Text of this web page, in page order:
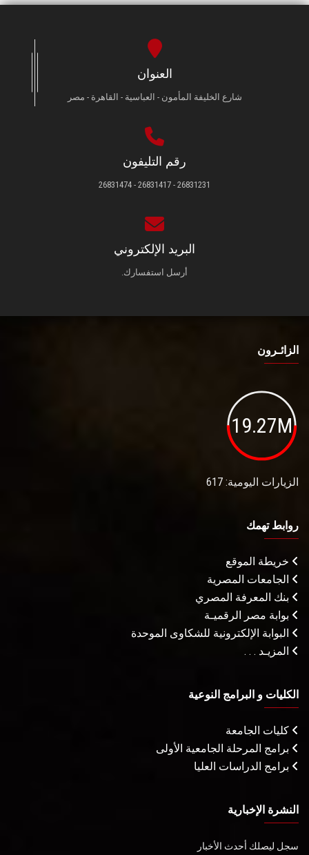
العنوان
شارع الخليفة المأمون - العباسية - القاهرة - مصر
رقم التليفون
26831231 - 26831417 - 26831474
البريد الإلكتروني
أرسل استفسارك.
الزائـرون
19.27M
الزيارات اليومية: 617
روابط تهمك
خريطة الموقع
الجامعات المصرية
بنك المعرفة المصري
بوابة مصر الرقميـة
البوابة الإلكترونية للشكاوى الموحدة
المزيـد . . .
الكليات و البرامج النوعية
كليات الجامعة
برامج المرحلة الجامعية الأولى
برامج الدراسات العليا
النشرة الإخبارية
سجل ليصلك أحدث الأخبار